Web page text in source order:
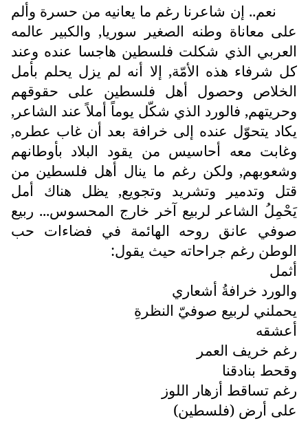
نعم.. إن شاعرنا رغم ما يعانيه من حسرة وألم
على معاناة وطنه الصغير سوريا, والكبير عالمه
العربي الذي شكلت فلسطين هاجسا عنده وعند
كل شرفاء هذه الأمّة, إلا أنه لم يزل يحلم بأمل
الخلاص وحصول أهل فلسطين على حقوقهم
وحريتهم, فالورد الذي شكّل يوماً أملاً عند الشاعر,
يكاد يتحوّل عنده إلى خرافة بعد أن غاب عطره,
وغابت معه أحاسيس من يقود البلاد بأوطانهم
وشعوبهم, ولكن رغم ما ينال أهل فلسطين من
قتل وتدمير وتشريد وتجويع, يظل هناك أمل
يَحْمِلُ الشاعر لربيع آخر خارج المحسوس... ربيع
صوفي عانق روحه الهائمة في فضاءات حب
الوطن رغم جراحاته حيث يقول:
أثمل
والورد خرافةُ أشعاري
يحملني لربيع صوفيّ النظرةِ
أعشقه
رغم خريف العمر
وقحط بنادقنا
رغم تساقط أزهار اللوز
على أرض (فلسطين)